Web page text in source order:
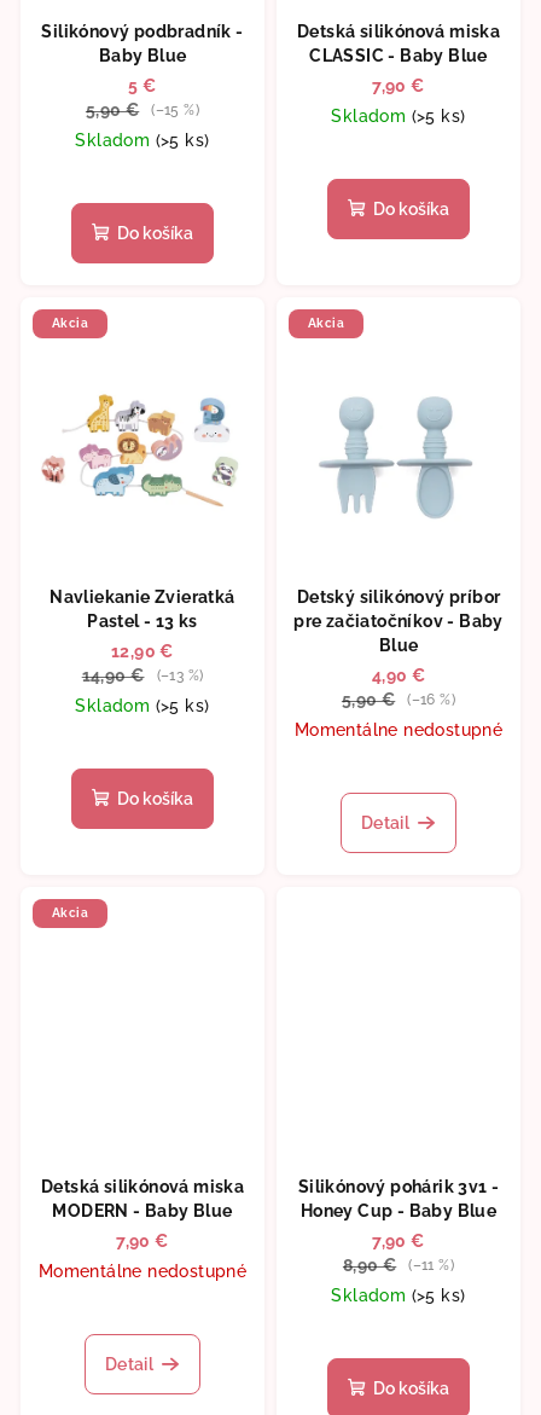
Silikónový podbradník -
Baby Blue
5 €
5,90 €
(–15 %)
Skladom (>5 ks)
Do košíka
Detská silikónová miska
CLASSIC - Baby Blue
7,90 €
Skladom (>5 ks)
Do košíka
Akcia
Navliekanie Zvieratká
Pastel - 13 ks
12,90 €
14,90 €
(–13 %)
Skladom (>5 ks)
Do košíka
Akcia
Detský silikónový príbor
pre začiatočníkov - Baby
Blue
4,90 €
5,90 €
(–16 %)
Momentálne nedostupné
Detail
Akcia
Detská silikónová miska
MODERN - Baby Blue
7,90 €
Momentálne nedostupné
Detail
Silikónový pohárik 3v1 -
Honey Cup - Baby Blue
7,90 €
8,90 €
(–11 %)
Skladom (>5 ks)
Do košíka